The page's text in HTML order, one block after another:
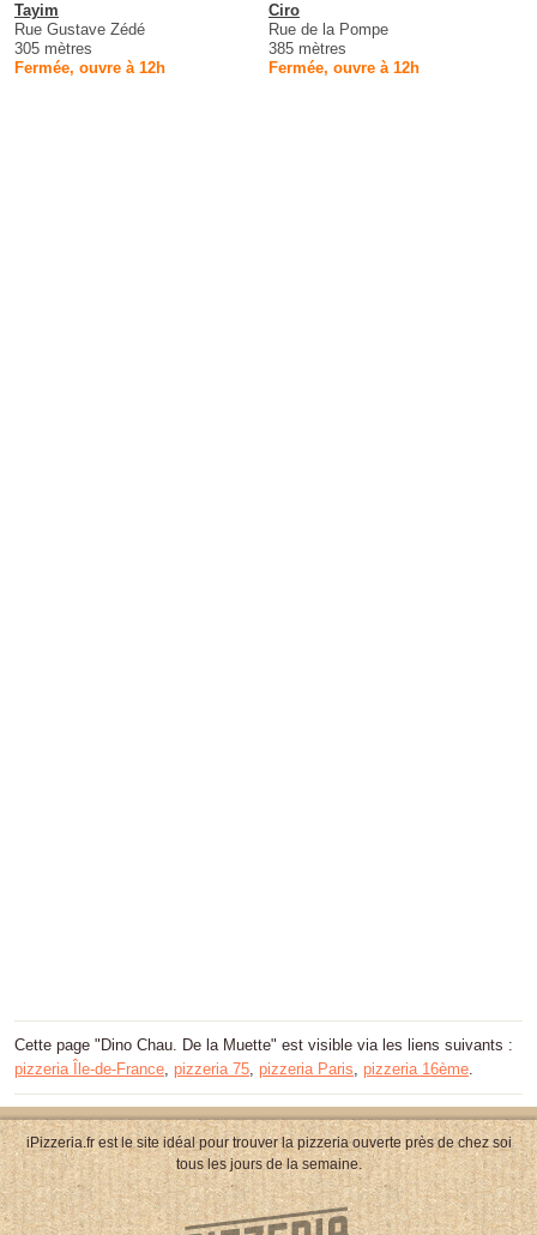
Tayim
Rue Gustave Zédé
305 mètres
Fermée, ouvre à 12h
Ciro
Rue de la Pompe
385 mètres
Fermée, ouvre à 12h
Cette page "Dino Chau. De la Muette" est visible via les liens suivants :
pizzeria Île-de-France, pizzeria 75, pizzeria Paris, pizzeria 16ème.
iPizzeria.fr est le site idéal pour trouver la pizzeria ouverte près de chez soi
tous les jours de la semaine.